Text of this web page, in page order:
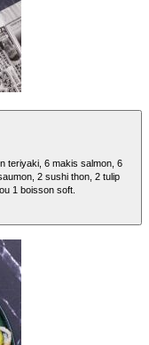
teriyaki, 6 makis salmon, 6
2 sushi thon, 2 tulip
1 boisson soft.